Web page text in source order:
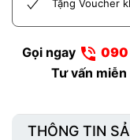
Tặng Voucher
Gọi ngay 090
Tư vấn miễn
THÔNG TIN